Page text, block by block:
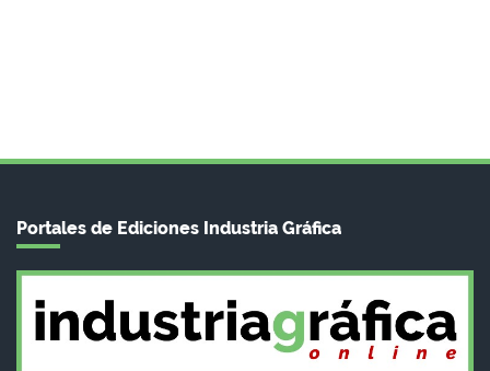
Portales de Ediciones Industria Gráfica